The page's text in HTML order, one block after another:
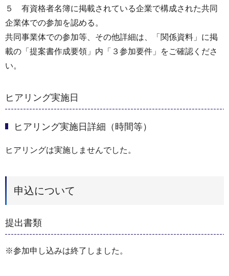
５ 有資格者名簿に掲載されている企業で構成された共同
企業体での参加を認める。
共同事業体での参加等、その他詳細は、「関係資料」に掲
載の「提案書作成要領」内「３参加要件」をご確認くださ
い。
ヒアリング実施日
ヒアリング実施日詳細（時間等）
ヒアリングは実施しませんでした。
申込について
提出書類
※参加申し込みは終了しました。